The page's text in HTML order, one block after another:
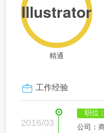
Illustrator
精通
工作经验
2016/03
职位
公司：